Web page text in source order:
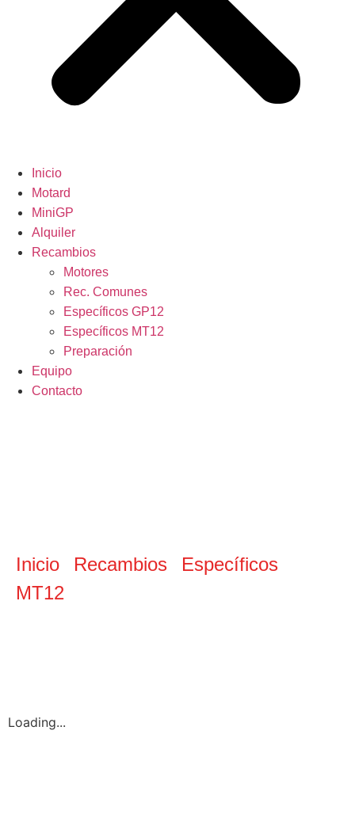
Inicio
Motard
MiniGP
Alquiler
Recambios
Motores
Rec. Comunes
Específicos GP12
Específicos MT12
Preparación
Equipo
Contacto
Inicio Recambios
Específicos
MT12
Loading...